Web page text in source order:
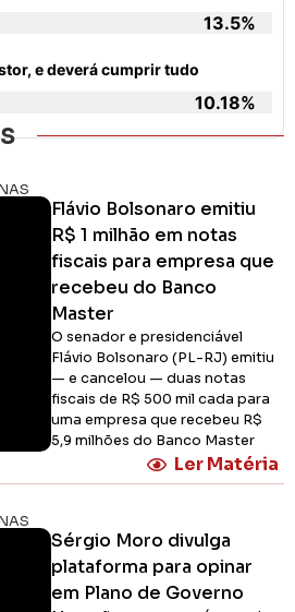
13.5%
e deverá cumprir tudo
10.18%
Flávio Bolsonaro emitiu
R$ 1 milhão em notas
fiscais para empresa que
recebeu do Banco
Master
O senador e presidenciável
Flávio Bolsonaro (PL-RJ) emitiu
— e cancelou — duas notas
fiscais de R$ 500 mil cada para
uma empresa que recebeu R$
5,9 milhões do Banco Master
Ler Matéria
Sérgio Moro divulga
plataforma para opinar
em Plano de Governo